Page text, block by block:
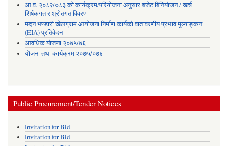
आ.व. २०८२/०८३ को कार्यक्रम/परियोजना अनुसार बजेट बिनियोजन / खर्च
शिर्षकगत र श्रोतगत विवरण
मदन भण्डारी खेलग्राम आयोजना निर्माण कार्यको वातावरणीय प्रभाव मूल्याङ्कन
(EIA) प्रतिवेदन
आवधिक योजना २०७५/७६
योजना तथा कार्यक्रम २०७५/०७६
Public Procurement/Tender Notices
Invitation for Bid
Invitation for Bid